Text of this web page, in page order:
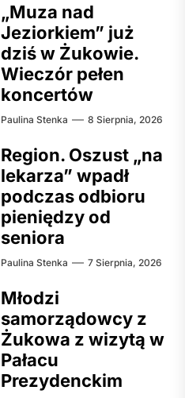
„Muza nad
Jeziorkiem” już
dziś w Żukowie.
Wieczór pełen
koncertów
Paulina Stenka 8 Sierpnia, 2026
Region. Oszust „na
lekarza” wpadł
podczas odbioru
pieniędzy od
seniora
Paulina Stenka 7 Sierpnia, 2026
Młodzi
samorządowcy z
Żukowa z wizytą w
Pałacu
Prezydenckim